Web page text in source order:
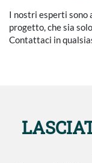
I nostri esperti sono
progetto, che sia
Contattaci in